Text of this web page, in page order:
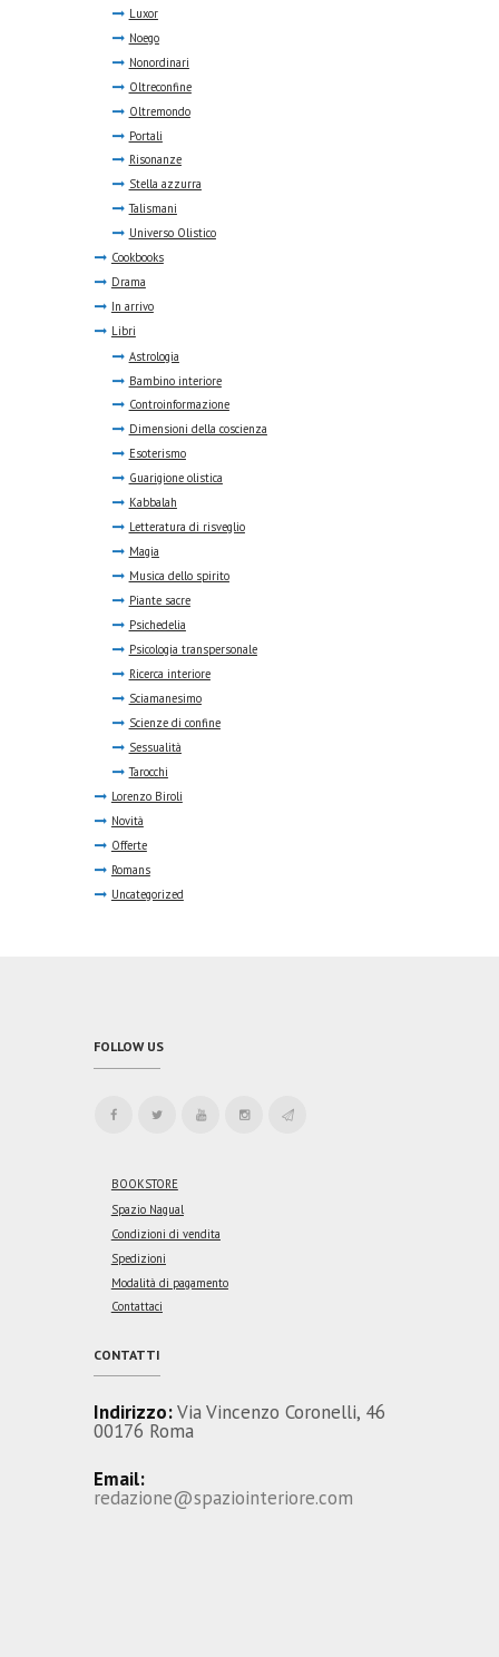
Luxor
Noego
Nonordinari
Oltreconfine
Oltremondo
Portali
Risonanze
Stella azzurra
Talismani
Universo Olistico
Cookbooks
Drama
In arrivo
Libri
Astrologia
Bambino interiore
Controinformazione
Dimensioni della coscienza
Esoterismo
Guarigione olistica
Kabbalah
Letteratura di risveglio
Magia
Musica dello spirito
Piante sacre
Psichedelia
Psicologia transpersonale
Ricerca interiore
Sciamanesimo
Scienze di confine
Sessualità
Tarocchi
Lorenzo Biroli
Novità
Offerte
Romans
Uncategorized
FOLLOW US
BOOKSTORE
Spazio Nagual
Condizioni di vendita
Spedizioni
Modalità di pagamento
Contattaci
CONTATTI
Indirizzo:Via Vincenzo Coronelli, 46
00176 Roma
Email:
redazione@spaziointeriore.com